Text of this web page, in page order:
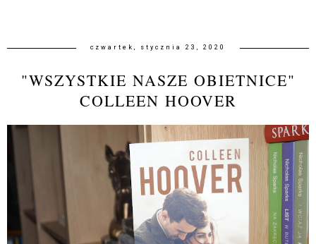
czwartek, stycznia 23, 2020
"WSZYSTKIE NASZE OBIETNICE"
COLLEEN HOOVER